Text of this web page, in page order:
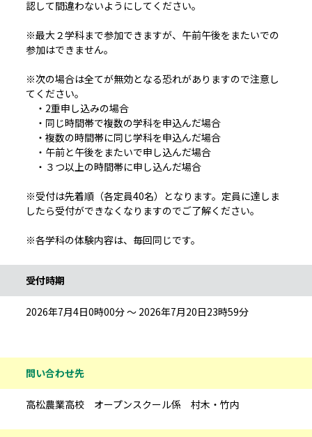
認して間違わないようにしてください。
※最大２学科まで参加できますが、午前午後をまたいでの
参加はできません。
※次の場合は全てが無効となる恐れがありますので注意し
てください。
・2重申し込みの場合
・同じ時間帯で複数の学科を申込んだ場合
・複数の時間帯に同じ学科を申込んだ場合
・午前と午後をまたいで申し込んだ場合
・３つ以上の時間帯に申し込んだ場合
※受付は先着順（各定員40名）となります。定員に達しま
したら受付ができなくなりますのでご了解ください。
※各学科の体験内容は、毎回同じです。
受付時期
2026年7月4日0時00分 ～ 2026年7月20日23時59分
問い合わせ先
高松農業高校 オープンスクール係 村木・竹内